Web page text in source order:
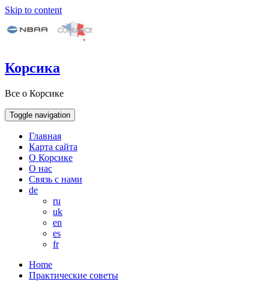
Skip to content
Корсика
Все о Корсике
Toggle navigation
Главная
Карта сайта
О Корсике
О нас
Связь с нами
de
ru
uk
en
es
fr
Home
Практические советы